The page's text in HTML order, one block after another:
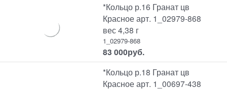
*Кольцо р.16 Гранат цв
Красное арт. 1_02979-868
вес 4,38 г
1_02979-868
83 000руб.
*Кольцо р.18 Гранат цв
Красное арт. 1_00697-438